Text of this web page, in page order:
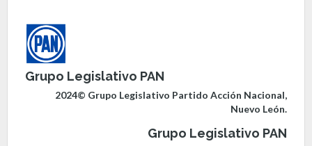
Grupo Legislativo PAN
2024© Grupo Legislativo Partido Acción Nacional,
Nuevo León.
Grupo Legislativo PAN